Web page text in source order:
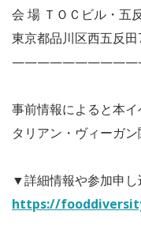
会 場 ＴＯＣビル・五
東京都品川区西五反
事前情報によると本
タリアン・ヴィーガ
▼詳細情報や参加申し
https://